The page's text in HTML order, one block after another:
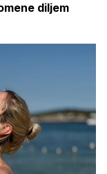
diljem